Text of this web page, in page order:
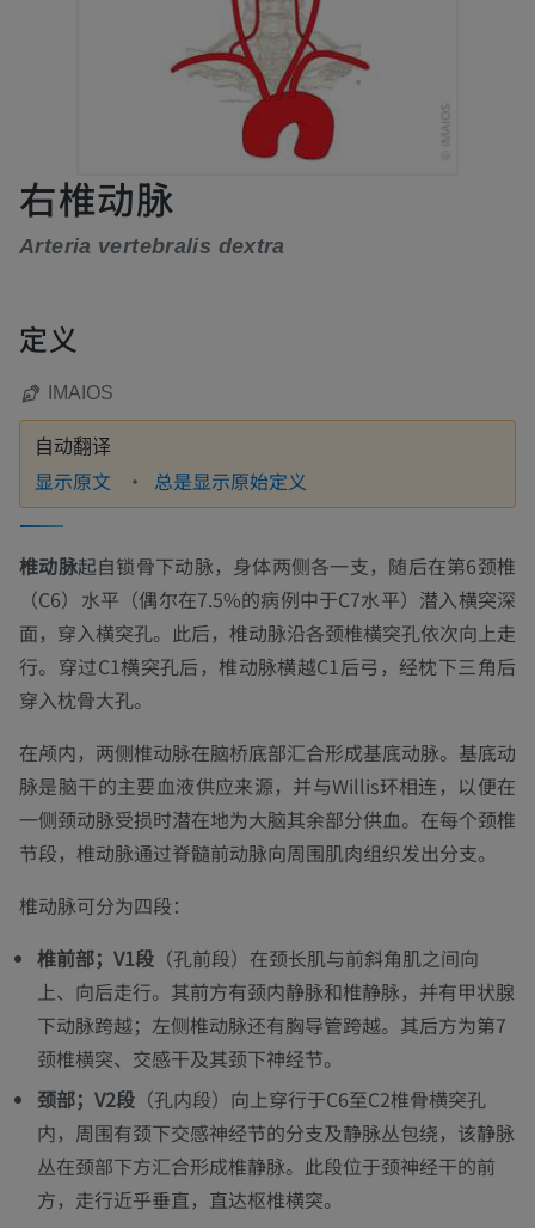
右椎动脉
Arteria vertebralis dextra
定义
IMAIOS
自动翻译
显示原文 总是显示原始定义
椎动脉起自锁骨下动脉，身体两侧各一支，随后在第6颈椎
（C6）水平（偶尔在7.5%的病例中于C7水平）潜入横突深
面，穿入横突孔。此后，椎动脉沿各颈椎横突孔依次向上走
行。穿过C1横突孔后，椎动脉横越C1后弓，经枕下三角后
穿入枕骨大孔。
在颅内，两侧椎动脉在脑桥底部汇合形成基底动脉。基底动
脉是脑干的主要血液供应来源，并与Willis环相连，以便在
一侧颈动脉受损时潜在地为大脑其余部分供血。在每个颈椎
节段，椎动脉通过脊髓前动脉向周围肌肉组织发出分支。
椎动脉可分为四段：
椎前部；V1段 （孔前段）在颈长肌与前斜角肌之间向
上、向后走行。其前方有颈内静脉和椎静脉，并有甲状腺
下动脉跨越；左侧椎动脉还有胸导管跨越。其后方为第7
颈椎横突、交感干及其颈下神经节。
颈部；V2段 （孔内段）向上穿行于C6至C2椎骨横突孔
内，周围有颈下交感神经节的分支及静脉丛包绕，该静脉
丛在颈部下方汇合形成椎静脉。此段位于颈神经干的前
方，走行近乎垂直，直达枢椎横突。